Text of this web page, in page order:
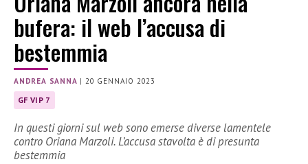
bufera: il web l’accusa di
bestemmia
ANDREA SANNA |20 GENNAIO 2023
GF VIP 7
In questi giorni sul web sono emerse diverse lamentele
contro Oriana Marzoli. L’accusa stavolta è di presunta
bestemmia